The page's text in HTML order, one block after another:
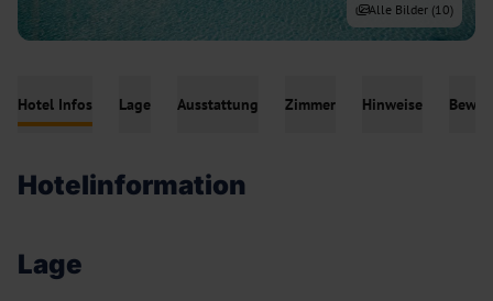
Alle Bilder (10)
Hotel Infos Lage Ausstattung Zimmer Hinweise
Hotelinformation
Lage